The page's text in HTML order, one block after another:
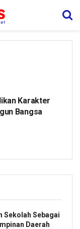
Karakter
Bangsa
Sekolah Sebagai
Daerah